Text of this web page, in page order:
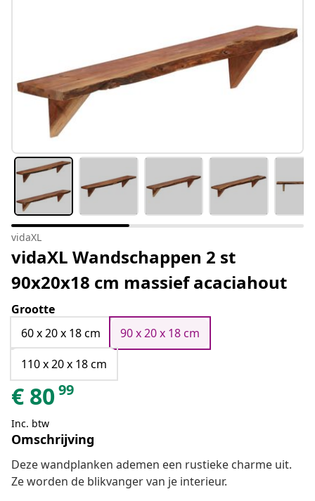
vidaXL
vidaXL Wandschappen 2 st
90x20x18 cm massief acaciahout
Grootte
60 x 20 x 18 cm
90 x 20 x 18 cm
110 x 20 x 18 cm
€ 8099
Inc. btw
Omschrijving
Deze wandplanken ademen een rustieke charme uit.
Ze worden de blikvanger van je interieur.